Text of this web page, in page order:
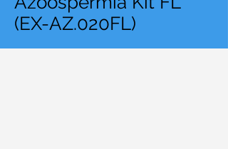
(EX-AZ.020FL)